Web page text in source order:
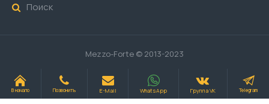
Поиск
Mezzo-Forte © 2013-2023
В начало Позвонить E-Mail WhatsApp Группа VK Telegram